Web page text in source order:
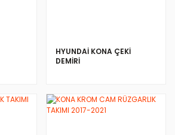
HYUNDAİ KONA ÇEKİ
DEMİRİ